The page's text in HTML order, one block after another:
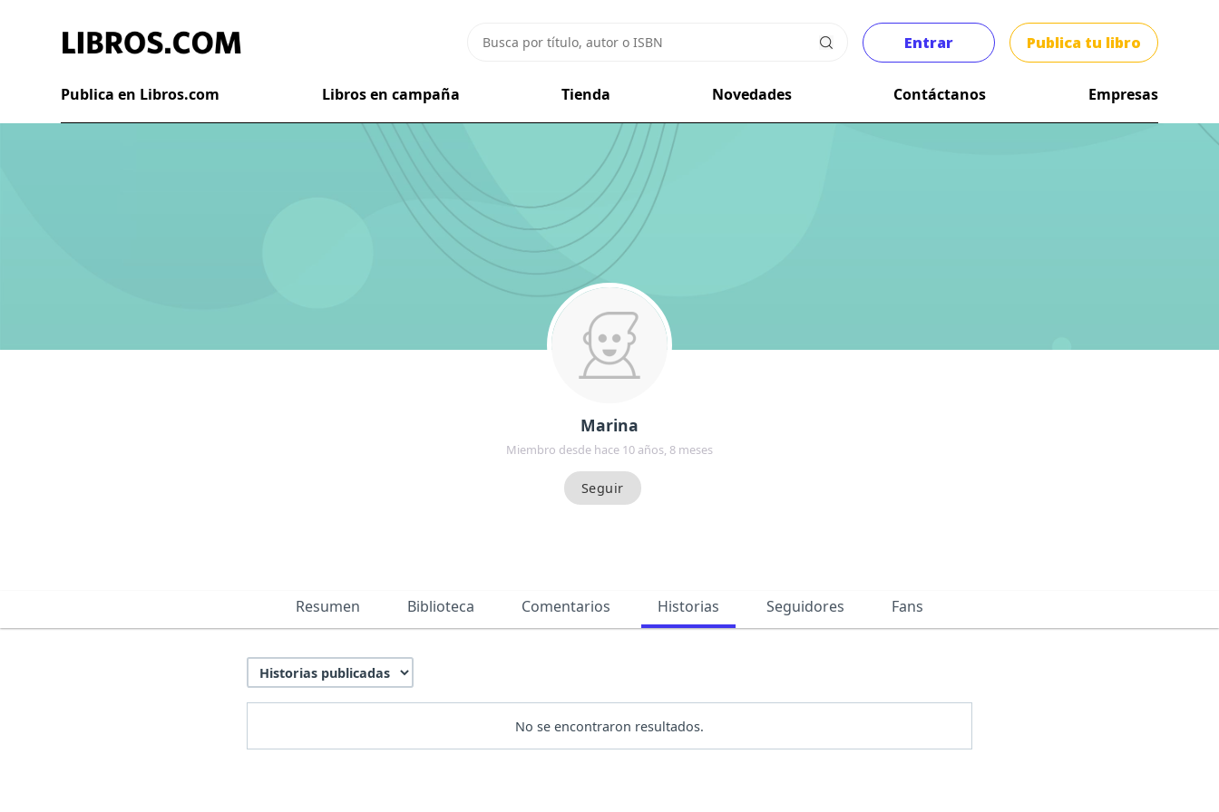
Entrar Publica tu libro
Publica en Libros.com Libros en campaña Tienda Novedades Contáctanos Empresas
Marina
Miembro desde hace 10 años, 8 meses
Resumen Biblioteca Comentarios Historias Seguidores Fans
No se encontraron resultados.